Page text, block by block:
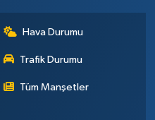
Hava Durumu
Trafik Durumu
Tüm Manşetler